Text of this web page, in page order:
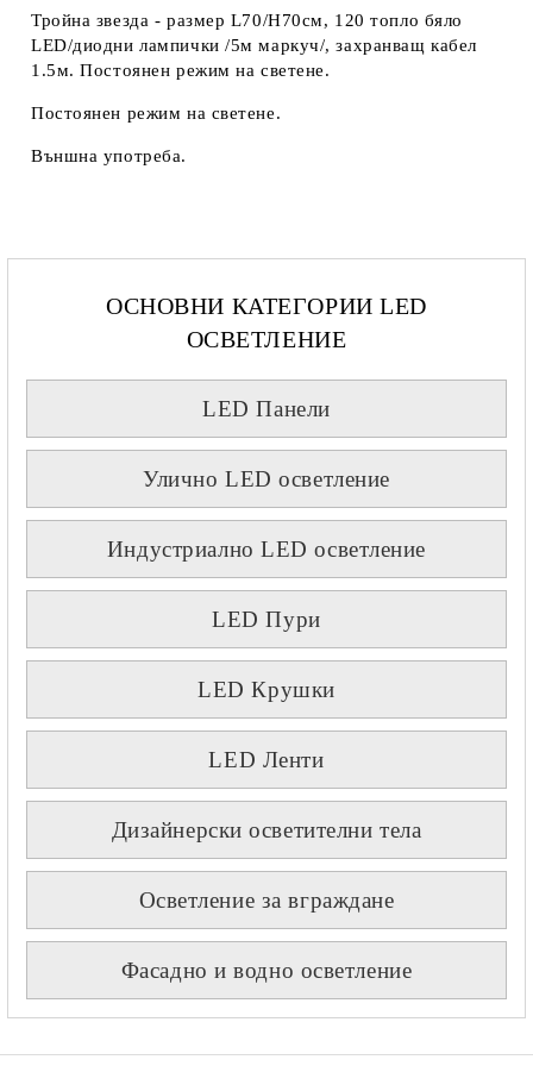
Тройна звезда - размер L70/H70см, 120 топло бяло
LED/диодни лампички /5м маркуч/, захранващ кабел
1.5м. Постоянен режим на светене.
Постоянен режим на светене.
Външна употреба.
ОСНОВНИ КАТЕГОРИИ LED
ОСВЕТЛЕНИЕ
LED Панели
Улично LED осветление
Индустриално LED осветление
LED Пури
LED Крушки
LED Ленти
Дизайнерски осветителни тела
Осветление за вграждане
Фасадно и водно осветление